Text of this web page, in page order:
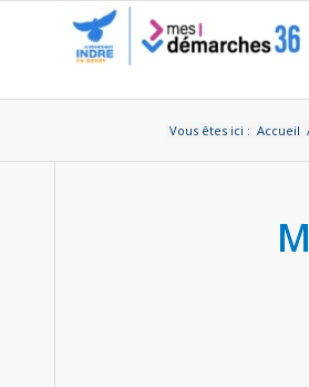
Vous êtes ici : Accueil